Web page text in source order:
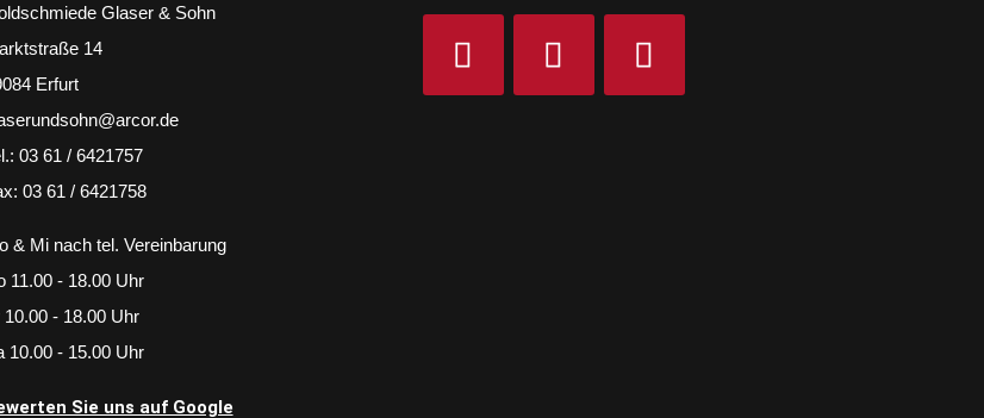
Glaser & Sohn
14
Erfurt
03 61 / 6421757
03 61 / 6421758
& Mi nach tel. Vereinbarung
11.00 - 18.00 Uhr
10.00 - 18.00 Uhr
10.00 - 15.00 Uhr
Sie uns auf Google